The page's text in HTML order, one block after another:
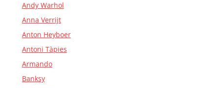
Andy Warhol
Anna Verrijt
Anton Heyboer
Antoni Tàpies
Armando
Banksy